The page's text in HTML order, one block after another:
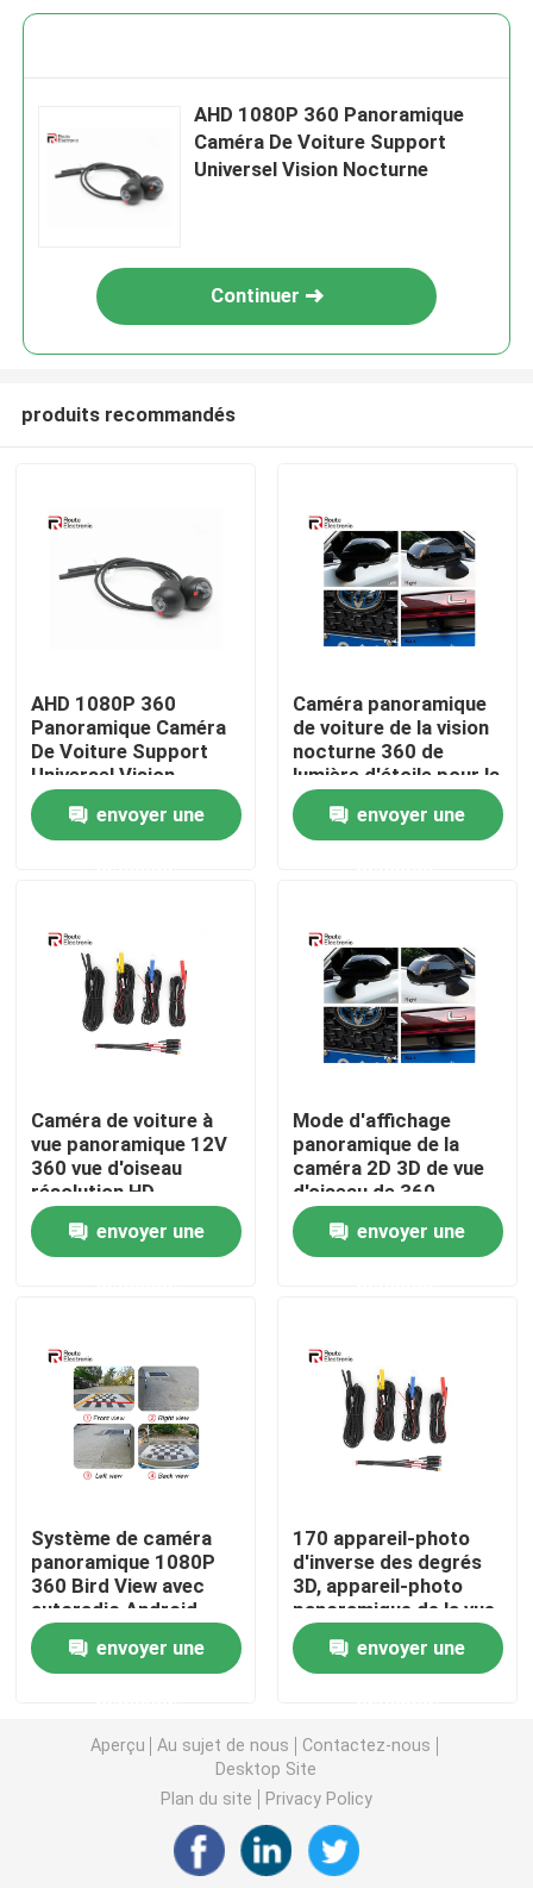
Produits
A propos de nous
Contrôle de la qualité
Contact
nouvelles
Tous les cas
Stéréo de voiture de Mazda
Autoradio d'OEM
Boîte de Carplay AI
Came DVR de tiret de voiture
Caméra de voiture panoramique 360
AHD 1080P 360 Panoramique
Caméra De Voiture Support
Universel Vision Nocturne
Continuer
produits recommandés
AHD 1080P 360
Panoramique Caméra
De Voiture Support
Universel Vision
Nocturne
envoyer une
Caméra panoramique
de voiture de la vision
nocturne 360 ​​de
lumière d'étoile pour la
sécurité de camion
d'autobusenvoyer une
Caméra de voiture à
vue panoramique 12V
360 vue d'oiseau
résolution HD
universelle 1080P
envoyer une
Mode d'affichage
panoramique de la
caméra 2D 3D de vue
d'oiseau de 360 ​​
degrés pour la voiture
envoyer une
Système de caméra
panoramique 1080P
360 Bird View avec
autoradio Android
envoyer une
170 appareil-photo
d'inverse des degrés
3D, appareil-photo
panoramique de la vue
de l'oiseau 360 pour la
voiture envoyer une
Aperçu Au sujet de nous
Contactez-nous
Desktop Site
Plan du site
Privacy Policy